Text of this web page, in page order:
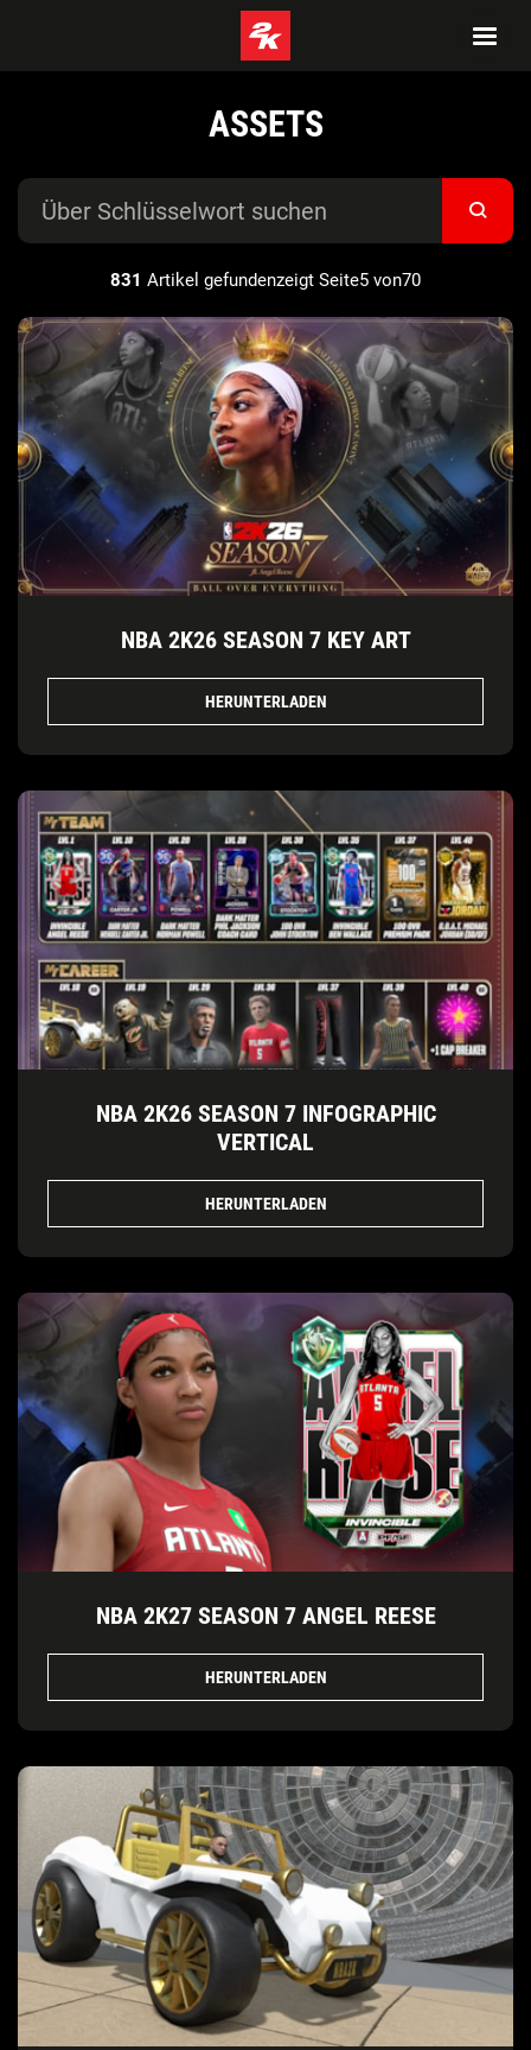
ASSETS
831 Artikel gefundenzeigt Seite5 von70
NBA 2K26 SEASON 7 KEY ART
HERUNTERLADEN
NBA 2K26 SEASON 7 INFOGRAPHIC
VERTICAL
HERUNTERLADEN
NBA 2K27 SEASON 7 ANGEL REESE
HERUNTERLADEN